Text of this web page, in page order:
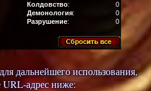
Колдовство:
0
Демонология:
0
Разрушение: 0
дальнейшего использования,
URL-адрес ниже: